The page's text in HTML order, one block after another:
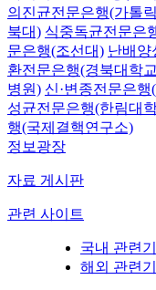
의진균전문은행(가톨
북대) 식중독균전문은
문은행(조선대) 난배양
환전문은행(경북대학
병원) 신·변종전문은
성균전문은행(한림대
행(국제결핵연구소)
정보광장
자료 게시판
관련 사이트
국내 관련
해외 관련